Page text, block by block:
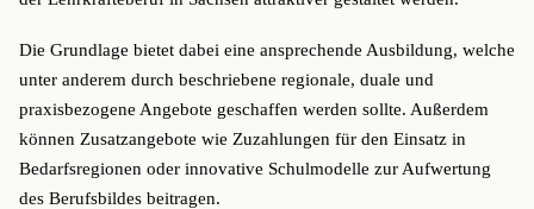
Die Grundlage bietet dabei eine ansprechende Ausbildung, welche
unter anderem durch beschriebene regionale, duale und
praxisbezogene Angebote geschaffen werden sollte. Außerdem
können Zusatzangebote wie Zuzahlungen für den Einsatz in
Bedarfsregionen oder innovative Schulmodelle zur Aufwertung
des Berufsbildes beitragen.